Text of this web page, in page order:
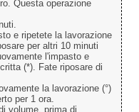
Questa operazione
e ripetete la lavorazione
per altri 10 minuti
l'impasto e
(*). Fate riposare di
la lavorazione (°)
per 1 ora.
volume, prima di